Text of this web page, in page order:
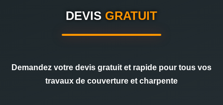
DEVIS GRATUIT
Demandez votre devis gratuit et rapide pour tous vos
travaux de couverture et charpente